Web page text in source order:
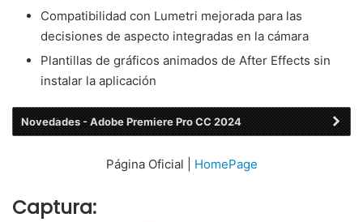
Compatibilidad con Lumetri mejorada para las
decisiones de aspecto integradas en la cámara
Plantillas de gráficos animados de After Effects sin
instalar la aplicación
Novedades - Adobe Premiere Pro CC 2024
Página Oficial | HomePage
Captura: